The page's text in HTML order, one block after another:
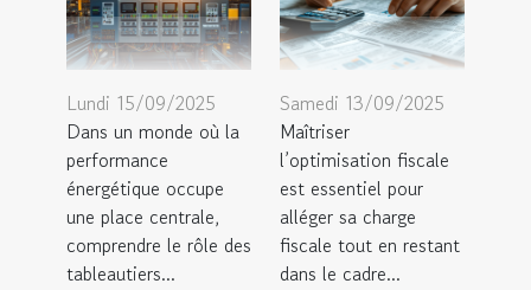
Lundi 15/09/2025
Dans un monde où la
performance
énergétique occupe
une place centrale,
comprendre le rôle des
tableautiers...
Samedi 13/09/2025
Maîtriser
l’optimisation fiscale
est essentiel pour
alléger sa charge
fiscale tout en restant
dans le cadre...